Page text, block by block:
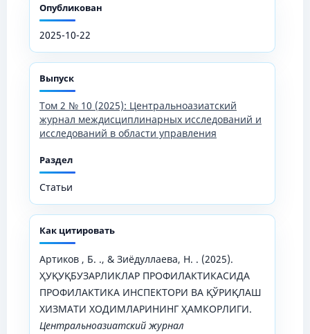
Опубликован
2025-10-22
Выпуск
Том 2 № 10 (2025): Центральноазиатский
журнал междисциплинарных исследований и
исследований в области управления
Раздел
Статьи
Как цитировать
Артиков , Б. ., & Зиёдуллаева, Н. . (2025).
ҲУҚУҚБУЗАРЛИКЛАР ПРОФИЛАКТИКАСИДА
ПРОФИЛАКТИКА ИНСПЕКТОРИ ВА ҚЎРИҚЛАШ
ХИЗМАТИ ХОДИМЛАРИНИНГ ҲАМКОРЛИГИ.
Центральноазиатский журнал